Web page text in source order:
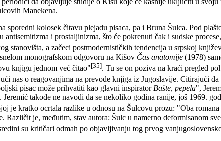
da objavljuje studije o Kišu koje će kasnije uključiti u svoju
Manekena.
kolosek čitavu plejadu pisaca, pa i Bruna Šulca. Pod
i prostaljinizma, što će pokrenuti čak i sudske
stanovišta, a začeci postmodernističkih tendencija u srpskoj
monografskom odgovoru na Kišov Čas anatomije (1978)
knjigu jednom već čitao"[35]. Tu se on poziva na kraći pregled
nas o reagovanjima na prevode knjiga iz Jugoslavije. Citirajući
pisac može prihvatiti kao glavni inspiratorBašte, pepela",
takođe ne navodi da se nekoliko godina ranije, još 1969.
je kratko ocrtala razlike u odnosu na Šulcovu prozu: "Oba
je, međutim, stav autora: Šulc u namerno deformisanom
su kritičari odmah po objavljivanju tog prvog